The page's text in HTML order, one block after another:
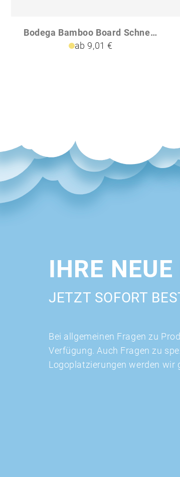
Bodega Bamboo Board Schneidebrett
ab 9,01 €
IHRE
JETZT SOFORT
Bei allgemeinen Fragen zu
Verfügung. Auch Fragen zu
Logoplatzierungen werden wir